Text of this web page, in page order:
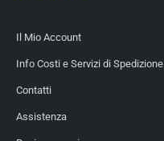
Il Mio Account
Info Costi e Servizi di Spedizione
Contatti
Assistenza